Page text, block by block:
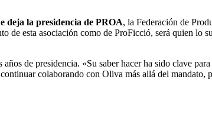
deja la presidencia de PROA, la Federación de
de esta asociación como de ProFicció, será quien lo
de presidencia. «Su saber hacer ha sido clave
colaborando con Oliva más allá del